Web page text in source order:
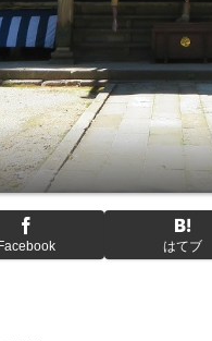
Facebook はてブ